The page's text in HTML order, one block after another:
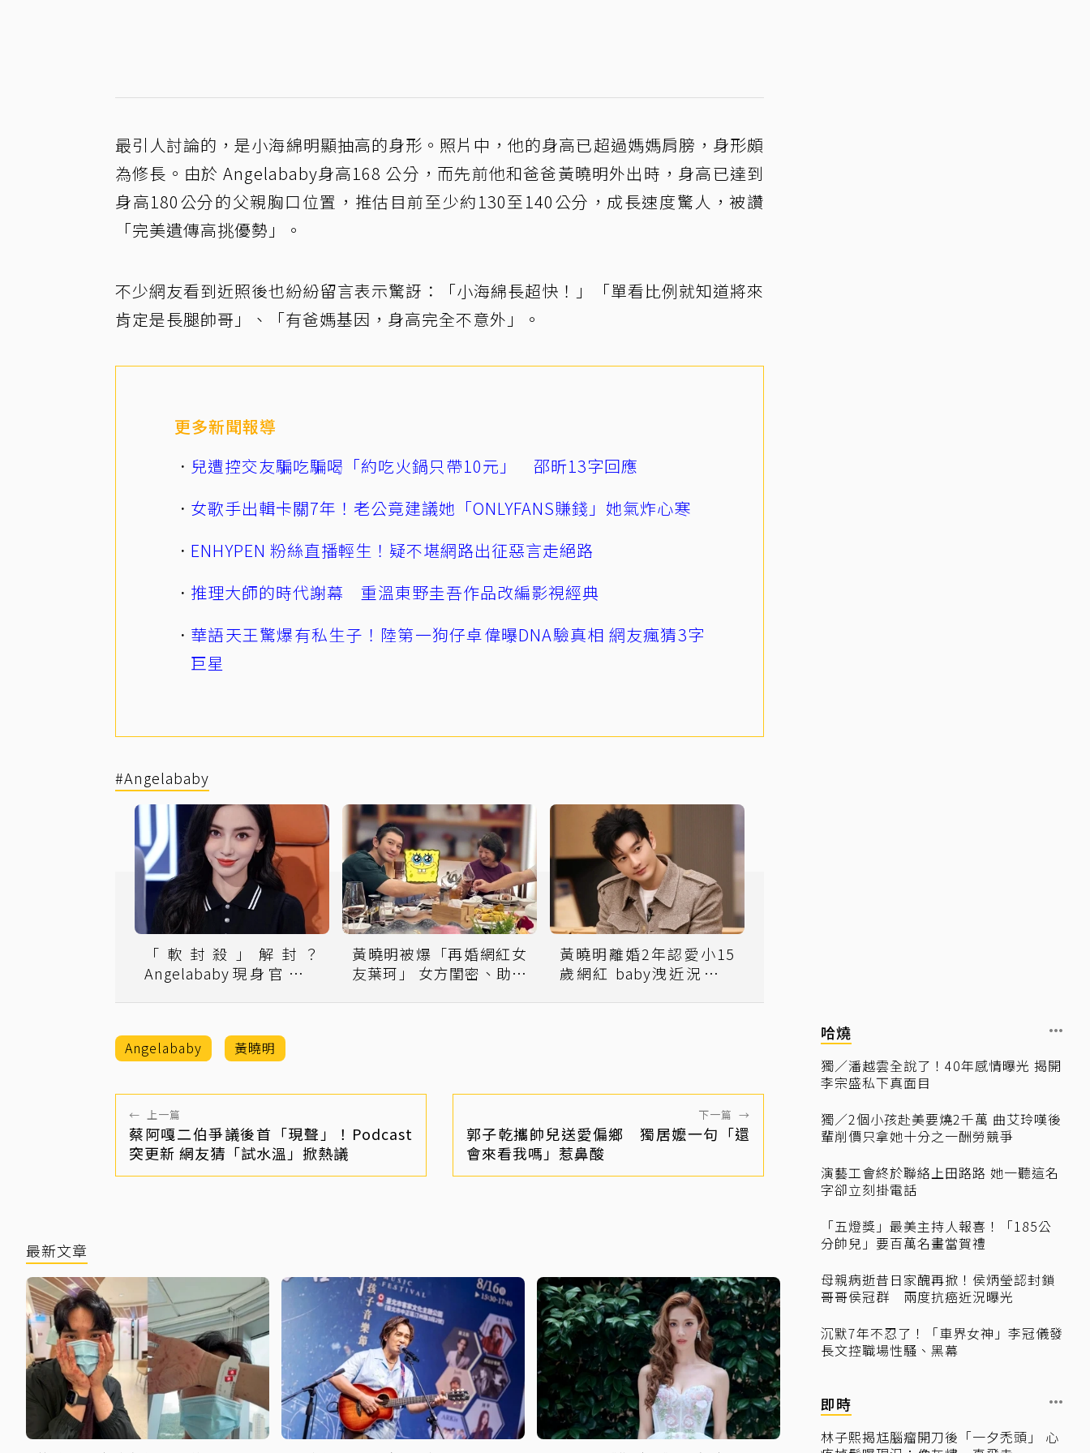
最引人討論的，是小海綿明顯抽高的身形。照片中，他的身高已超過媽媽肩膀，身形頗
為修長。由於 Angelababy身高168 公分，而先前他和爸爸黃曉明外出時，身高已達到
身高180公分的父親胸口位置，推估目前至少約130至140公分，成長速度驚人，被讚
「完美遺傳高挑優勢」。
不少網友看到近照後也紛紛留言表示驚訝：「小海綿長超快！」「單看比例就知道將來
肯定是長腿帥哥」、「有爸媽基因，身高完全不意外」。
更多新聞報導
兒遭控交友騙吃騙喝「約吃火鍋只帶10元」 邵昕13字回應
女歌手出輯卡關7年！老公竟建議她「ONLYFANS賺錢」她氣炸心寒
ENHYPEN 粉絲直播輕生！疑不堪網路出征惡言走絕路
推理大師的時代謝幕 重溫東野圭吾作品改編影視經典
華語天王驚爆有私生子！陸第一狗仔卓偉曝DNA驗真相 網友瘋猜3字
巨星
#Angelababy
「軟封殺」解封？
Angelababy現身官方活
黃曉明被爆「再婚網紅女
友葉珂」 女方閨密、助理
黃曉明離婚2年認愛小15
歲網紅 baby洩近況卻讓
Angelababy 黃曉明
← 上一篇
蔡阿嘎二伯爭議後首「現聲」！Podcast
突更新 網友猜「試水溫」掀熱議
下一篇 →
郭子乾攜帥兒送愛偏鄉 獨居嬤一句「還
會來看我嗎」惹鼻酸
最新文章
哈燒
獨／潘越雲全說了！40年感情曝光 揭開
李宗盛私下真面目
獨／2個小孩赴美要燒2千萬 曲艾玲嘆後
輩削價只拿她十分之一酬勞競爭
演藝工會終於聯絡上田路路 她一聽這名
字卻立刻掛電話
「五燈獎」最美主持人報喜！「185公
分帥兒」要百萬名畫當賀禮
母親病逝昔日家醜再掀！侯炳瑩認封鎖
哥哥侯冠群 兩度抗癌近況曝光
沉默7年不忍了！「車界女神」李冠儀發
長文控職場性騷、黑幕
即時
林子熙揭尪腦瘤開刀後「一夕禿頭」 心